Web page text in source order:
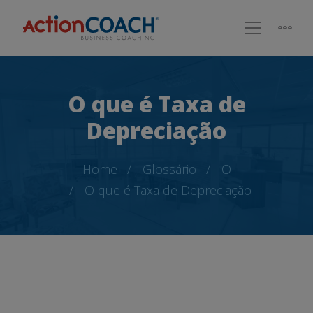
O que é Taxa de
Depreciação
Home Glossário
O
O que é Taxa de Depreciação